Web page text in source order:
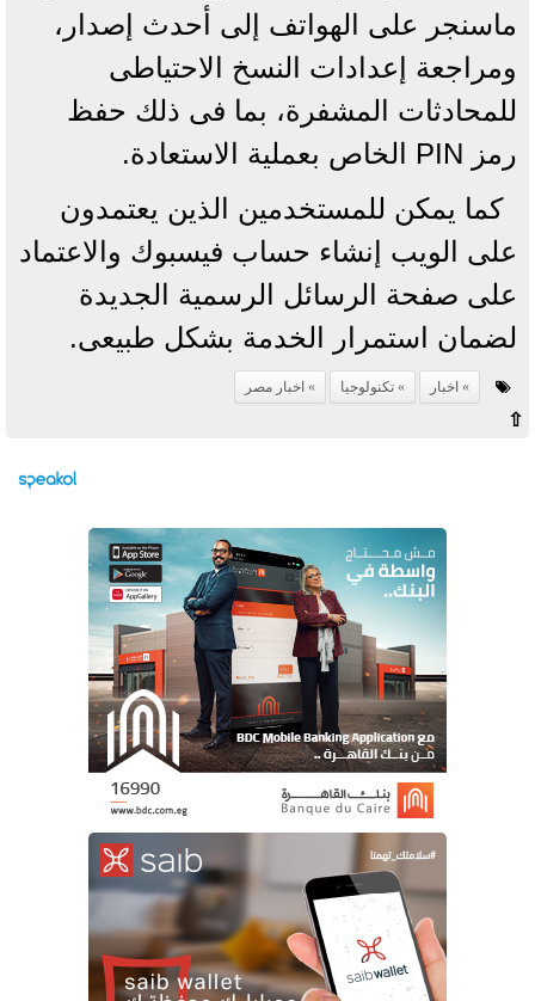
ماسنجر على الهواتف إلى أحدث إصدار،
ومراجعة إعدادات النسخ الاحتياطى
للمحادثات المشفرة، بما فى ذلك حفظ
رمز PIN الخاص بعملية الاستعادة.
كما يمكن للمستخدمين الذين يعتمدون
على الويب إنشاء حساب فيسبوك والاعتماد
على صفحة الرسائل الرسمية الجديدة
لضمان استمرار الخدمة بشكل طبيعى.
اخبار تكنولوجيا اخبار مصر
⇧